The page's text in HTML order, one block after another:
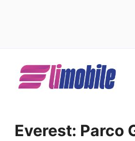
contenuto
Everest: Parco